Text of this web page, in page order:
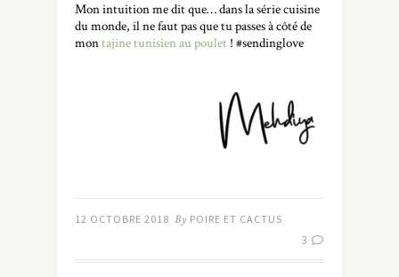
Mon intuition me dit que… dans la série cuisine
du monde, il ne faut pas que tu passes à côté de
montajine tunisien au poulet ! #sendinglove
12 OCTOBRE 2018 By POIRE ET CACTUS
3